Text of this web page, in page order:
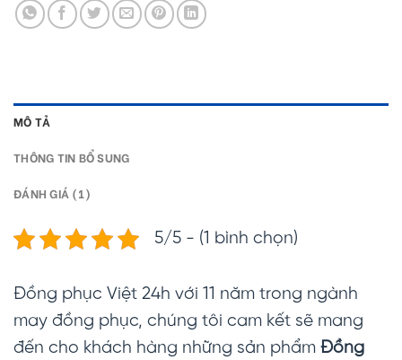
MÔ TẢ
THÔNG TIN BỔ SUNG
ĐÁNH GIÁ (1)
5/5 - (1 bình chọn)
Đồng phục Việt 24h với 11 năm trong ngành
may đồng phục, chúng tôi cam kết sẽ mang
đến cho khách hàng những sản phẩm Đồng